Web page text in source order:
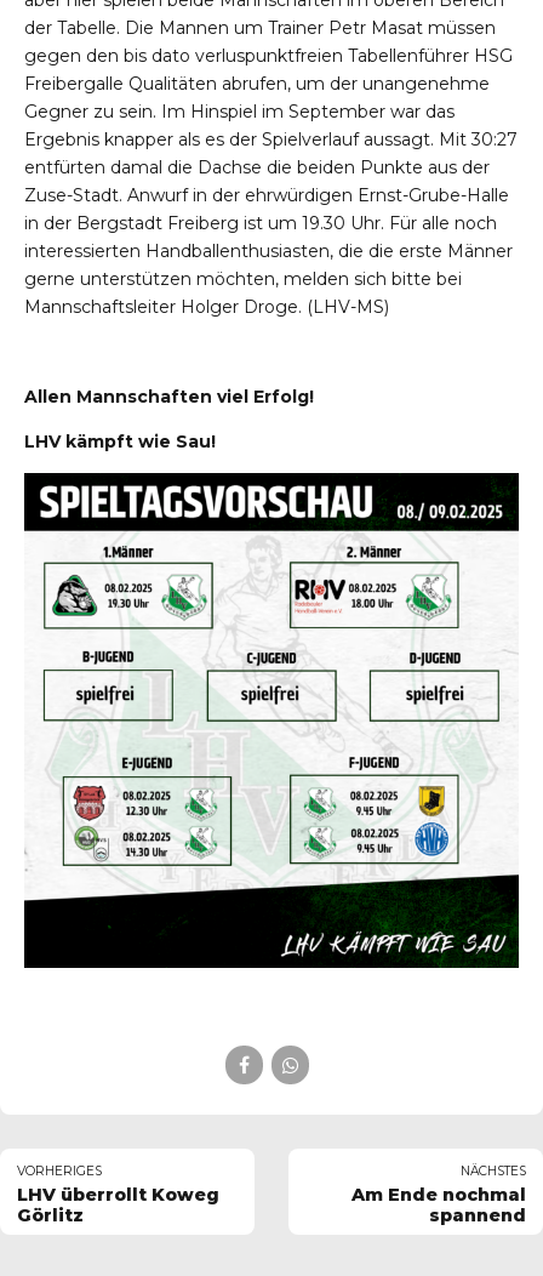
der Tabelle. Die Mannen um Trainer Petr Masat müssen
gegen den bis dato verluspunktfreien Tabellenführer HSG
Freibergalle Qualitäten abrufen, um der unangenehme
Gegner zu sein. Im Hinspiel im September war das
Ergebnis knapper als es der Spielverlauf aussagt. Mit 30:27
entfürten damal die Dachse die beiden Punkte aus der
Zuse-Stadt. Anwurf in der ehrwürdigen Ernst-Grube-Halle
in der Bergstadt Freiberg ist um 19.30 Uhr. Für alle noch
interessierten Handballenthusiasten, die die erste Männer
gerne unterstützen möchten, melden sich bitte bei
Mannschaftsleiter Holger Droge. (LHV-MS)
Allen Mannschaften viel Erfolg!
LHV kämpft wie Sau!
VORHERIGES
LHV überrollt Koweg
Görlitz
NÄCHSTES
Am Ende nochmal
spannend